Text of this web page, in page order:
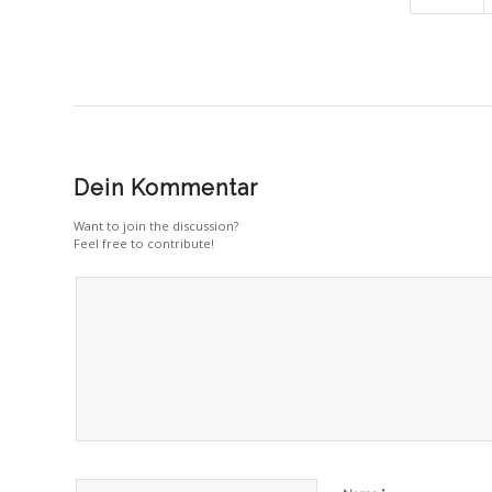
Dein Kommentar
Want to join the discussion?
Feel free to contribute!